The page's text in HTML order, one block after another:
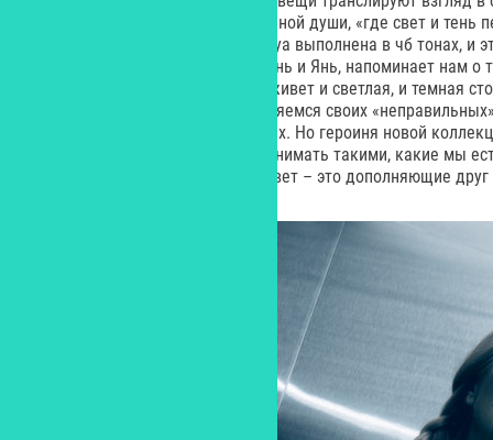
путешествие в глубины собственной души, «где свет и тень
Новая коллекция бренда Surovaya выполнена в чб тонах, и
белая палитра, словно символ Инь и Янь, напоминает нам о
без другого, и в каждом из нас живет и светлая, и темная
идеальными, мы зачастую стесняемся своих
иллюзией теряем себя настоящих. Но героиня новой
нас не бояться самих себя и принимать такими, какие мы
целостность, в которой тьма и свет – это дополняющие